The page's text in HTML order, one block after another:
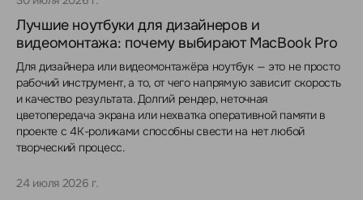
Лучшие ноутбуки для дизайнеров и
видеомонтажа: почему выбирают MacBook Pro
Для дизайнера или видеомонтажёра ноутбук — это не просто
рабочий инструмент, а то, от чего напрямую зависит скорость
и качество результата. Долгий рендер, неточная
цветопередача экрана или нехватка оперативной памяти в
проекте с 4K-роликами способны свести на нет любой
творческий процесс.
24 июля 2026 г.